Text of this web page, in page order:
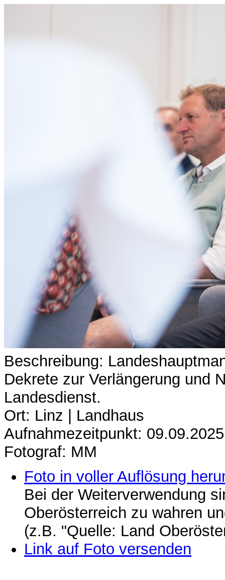
Beschreibung:
Dekrete zur Verlängerung und
Landesdienst.
Ort: Linz | Landhaus
Aufnahmezeitpunkt: 09.09.2025
Fotograf: MM
Foto in voller Auflösung
Bei der Weiterverwendung
Oberösterreich zu wahren
(z.B. "Quelle: Land
Link auf Foto versenden